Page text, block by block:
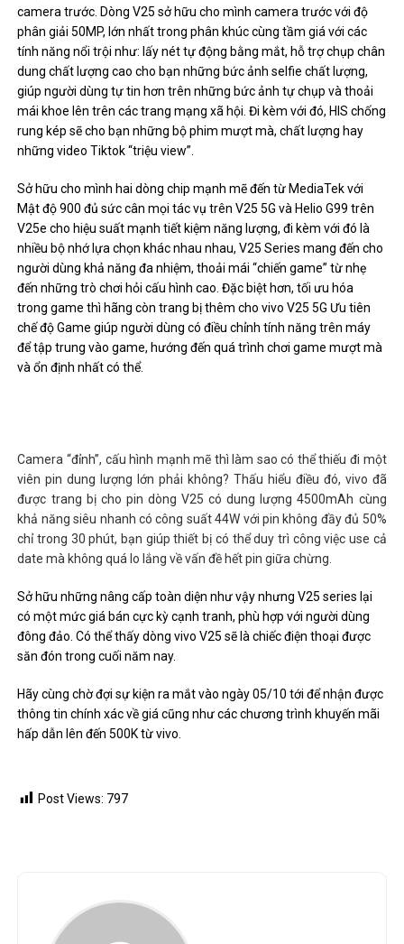
camera trước. Dòng V25 sở hữu cho mình camera trước với độ
phân giải 50MP, lớn nhất trong phân khúc cùng tầm giá với các
tính năng nổi trội như: lấy nét tự động bằng mắt, hỗ trợ chụp chân
dung chất lượng cao cho bạn những bức ảnh selfie chất lượng,
giúp người dùng tự tin hơn trên những bức ảnh tự chụp và thoải
mái khoe lên trên các trang mạng xã hội. Đi kèm với đó, HIS chống
rung kép sẽ cho bạn những bộ phim mượt mà, chất lượng hay
những video Tiktok “triệu view”.
Sở hữu cho mình hai dòng chip mạnh mẽ đến từ MediaTek với
Mật độ 900 đủ sức cân mọi tác vụ trên V25 5G và Helio G99 trên
V25e cho hiệu suất mạnh tiết kiệm năng lượng, đi kèm với đó là
nhiều bộ nhớ lựa chọn khác nhau nhau, V25 Series mang đến cho
người dùng khả năng đa nhiệm, thoải mái “chiến game” từ nhẹ
đến những trò chơi hỏi cấu hình cao. Đặc biệt hơn, tối ưu hóa
trong game thì hãng còn trang bị thêm cho vivo V25 5G Ưu tiên
chế độ Game giúp người dùng có điều chỉnh tính năng trên máy
để tập trung vào game, hướng đến quá trình chơi game mượt mà
và ổn định nhất có thể.
Camera “đỉnh”, cấu hình mạnh mẽ thì làm sao có thể thiếu đi một
viên pin dung lượng lớn phải không? Thấu hiểu điều đó, vivo đã
được trang bị cho pin dòng V25 có dung lượng 4500mAh cùng
khả năng siêu nhanh có công suất 44W với pin không đầy đủ 50%
chỉ trong 30 phút, bạn giúp thiết bị có thể duy trì công việc use cả
date mà không quá lo lắng về vấn đề hết pin giữa chừng.
Sở hữu những nâng cấp toàn diện như vậy nhưng V25 series lại
có một mức giá bán cực kỳ cạnh tranh, phù hợp với người dùng
đông đảo. Có thể thấy dòng vivo V25 sẽ là chiếc điện thoại được
săn đón trong cuối năm nay.
Hãy cùng chờ đợi sự kiện ra mắt vào ngày 05/10 tới để nhận được
thông tin chính xác về giá cũng như các chương trình khuyến mãi
hấp dẫn lên đến 500K từ vivo.
Post Views: 797